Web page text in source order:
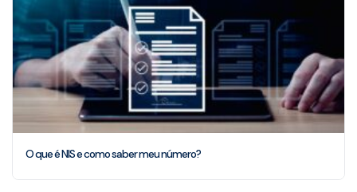
O que é NIS e como saber meu número?